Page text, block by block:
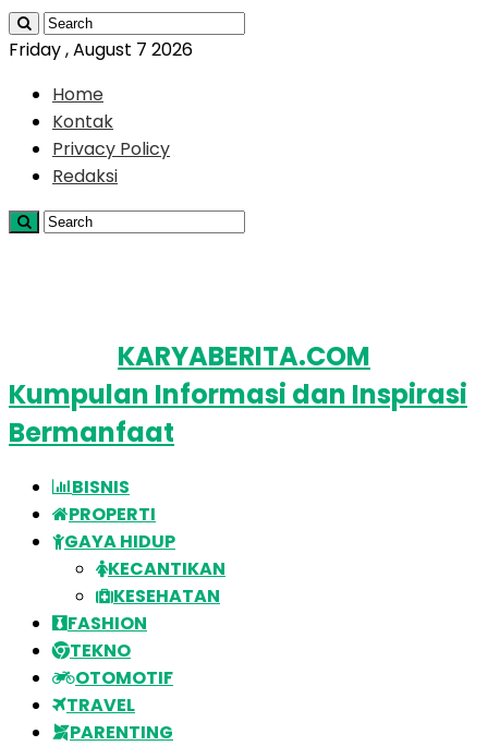
Friday , August 7 2026
Home
Kontak
Privacy Policy
Redaksi
KARYABERITA.COM
Kumpulan Informasi dan Inspirasi
Bermanfaat
BISNIS
PROPERTI
GAYA HIDUP
KECANTIKAN
KESEHATAN
FASHION
TEKNO
OTOMOTIF
TRAVEL
PARENTING